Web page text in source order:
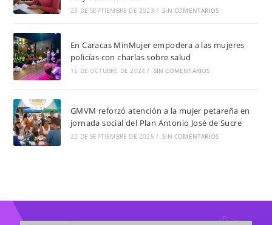
23 DE SEPTIEMBRE DE 2023 / SIN COMENTARIOS
En Caracas MinMujer empodera a las mujeres
policías con charlas sobre salud
15 DE OCTUBRE DE 2024 / SIN COMENTARIOS
GMVM reforzó atención a la mujer petareña en
jornada social del Plan Antonio José de Sucre
22 DE SEPTIEMBRE DE 2025 / SIN COMENTARIOS